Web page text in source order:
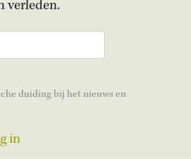
verleden.
duiding bij het nieuws en
in